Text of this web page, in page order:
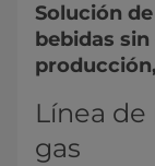
Solución
bebidas sin
Línea
gas